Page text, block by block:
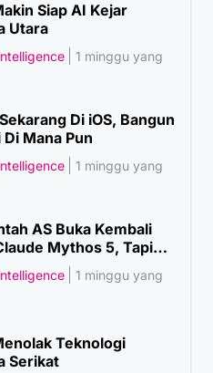
Siap AI Kejar
Utara
1 minggu yang
Di iOS, Bangun
Mana Pun
1 minggu yang
AS Buka Kembali
Mythos 5, Tapi…
1 minggu yang
Teknologi
Serikat